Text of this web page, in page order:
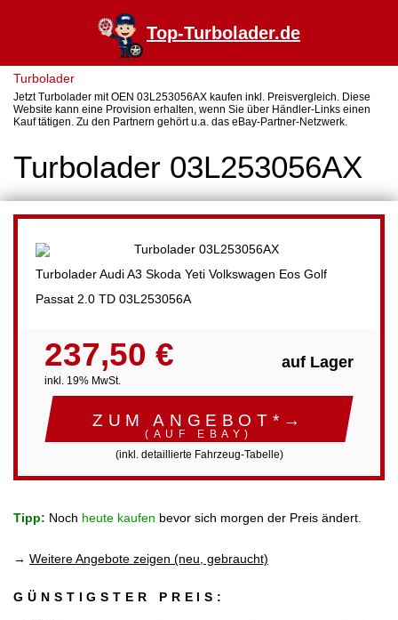
Top-Turbolader.de
Turbolader
Jetzt Turbolader mit OEN 03L253056AX kaufen inkl. Preisvergleich. Diese
Website kann eine Provision erhalten, wenn Sie über Händler-Links einen
Kauf tätigen. Zu den Partnern gehört u.a. das eBay-Partner-Netzwerk.
Turbolader 03L253056AX
Turbolader Audi A3 Skoda Yeti Volkswagen Eos Golf
Passat 2.0 TD 03L253056A
237,50 €
inkl. 19% MwSt.
auf Lager
ZUM ANGEBOT*→
(AUF EBAY)
(inkl. detaillierte Fahrzeug-Tabelle)
Tipp: Noch heute kaufen bevor sich morgen der Preis ändert.
→ Weitere Angebote zeigen (neu, gebraucht)
GÜNSTIGSTER PREIS: